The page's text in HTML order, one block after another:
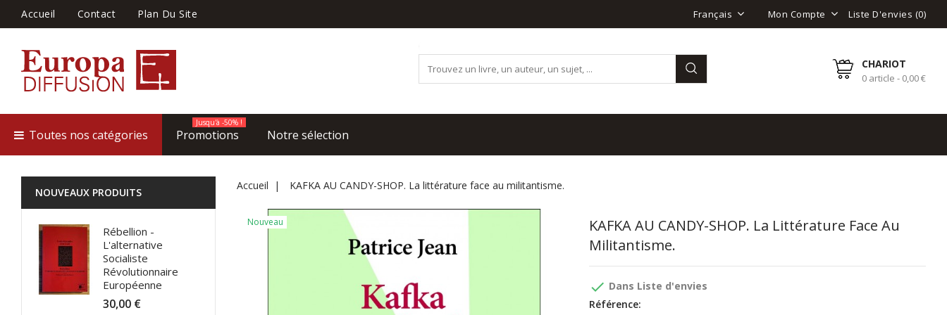
Accueil Contact Plan Du Site Français Mon Compte Liste D'envies (0)
CHARIOT
0 article - 0,00 €
Toutes nos catégories Promotions
Jusqu'à -50% !
Notre sélection
NOUVEAUX PRODUITS
Rébellion -
L'alternative
Socialiste
Révolutionnaire
Européenne
30,00 €
Accueil KAFKA AU CANDY-SHOP. La littérature face au militantisme.
Nouveau
KAFKA AU CANDY-SHOP. La Littérature Face Au
Militantisme.
done Dans Liste d'envies
Référence: